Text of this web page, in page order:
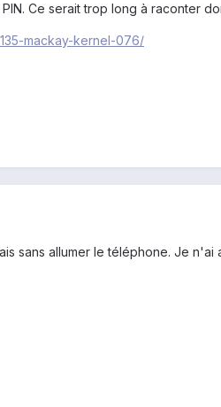
Ce serait trop long à raconter
mackay-kernel-076/
sans allumer le téléphone. Je